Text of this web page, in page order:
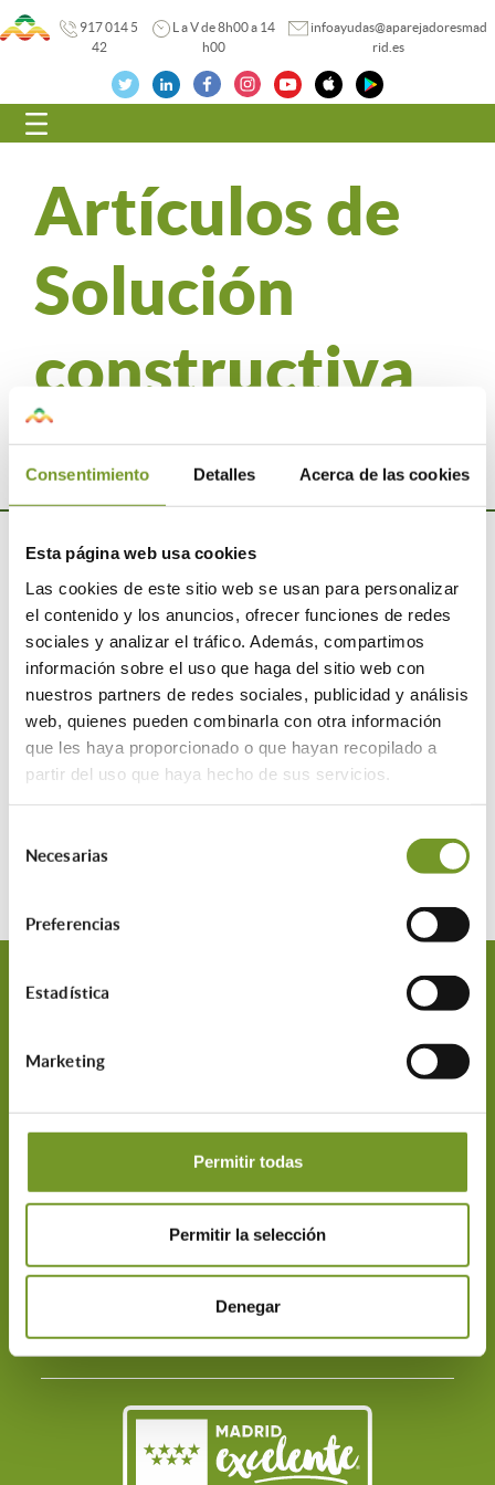
Consentimiento Detalles Acerca de las cookies
Esta página web usa cookies
Las cookies de este sitio web se usan para personalizar
el contenido y los anuncios, ofrecer funciones de redes
sociales y analizar el tráfico. Además, compartimos
información sobre el uso que haga del sitio web con
nuestros partners de redes sociales, publicidad y análisis
web, quienes pueden combinarla con otra información
que les haya proporcionado o que hayan recopilado a
partir del uso que haya hecho de sus servicios.
Necesarias
Preferencias
Estadística
Marketing
Permitir todas
Permitir la selección
Denegar
917 014 5
42
L a V de 8h00 a 14
h00
infoayudas@aparejadoresmad
rid.es
Navegación
Artículos de
Solución
constructiva
No hay ningun articulo creado con esta categoria
C/ Maestro Victoria, 3
28013 Madrid
917 014 542
infoayudas@aparejadoresmadrid.
es